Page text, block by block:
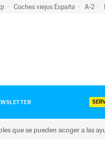
Coches viejos España A-2
que se pueden acoger a las